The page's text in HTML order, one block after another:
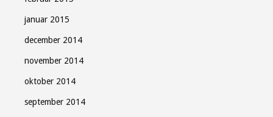
januar 2015
december 2014
november 2014
oktober 2014
september 2014